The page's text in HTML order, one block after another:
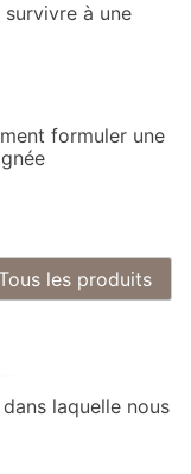
à une
formuler une
Tous les produits
laquelle nous